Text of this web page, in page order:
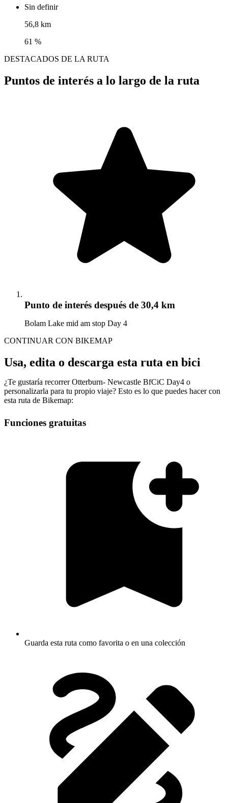
Sin definir
56,8 km
61 %
DESTACADOS DE LA RUTA
Puntos de interés a lo largo de la ruta
Punto de interés después de 30,4 km
Bolam Lake mid am stop Day 4
CONTINUAR CON BIKEMAP
Usa, edita o descarga esta ruta en bici
¿Te gustaría recorrer Otterburn- Newcastle BfCiC Day4 o
personalizarla para tu propio viaje? Esto es lo que puedes hacer con
esta ruta de Bikemap:
Funciones gratuitas
Guarda esta ruta como favorita o en una colección